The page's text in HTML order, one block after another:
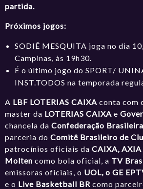
partida.
Próximos jogos:
SODIÊ MESQUITA joga no dia
Campinas, às 19h30.
É o último jogo do SPORT/
INST.TODOS na temporada
A LBF LOTERIAS CAIXAconta com
master da LOTERIAS CAIXA e
chancela daConfederação
parceria do Comitê Brasileiro de
patrocínios oficiais daCAIXA, AXIA
Molten como bola oficial, a TV
emissoras oficiais, o UOL, o GE
e o Live Basketball BR como